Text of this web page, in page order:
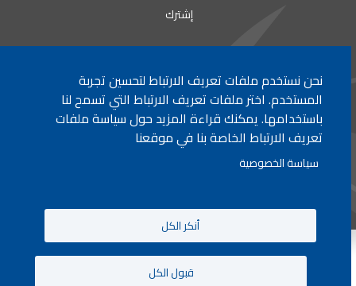
لأي إستفسار الإتصال على:٠١/٧٧٢٠٠٠
جميع الحقوق محفوظة © 2026 , وزارة التربية والتعليم العالي، لبنان.
نحن نستخدم ملفات تعريف الارتباط لتحسين تجربة
المستخدم. اختر ملفات تعريف الارتباط التي تسمح لنا
باستخدامها. يمكنك قراءة المزيد حول سياسة ملفات
تعريف الارتباط الخاصة بنا في موقعنا
سياسة الخصوصية
أنكر الكل
قبول الكل